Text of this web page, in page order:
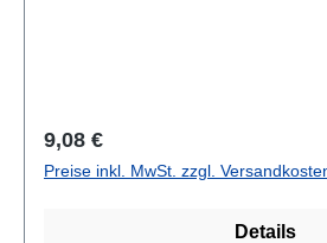
Regulärer Preis:
9,08 €
Preise inkl. MwSt. zzgl.
Details